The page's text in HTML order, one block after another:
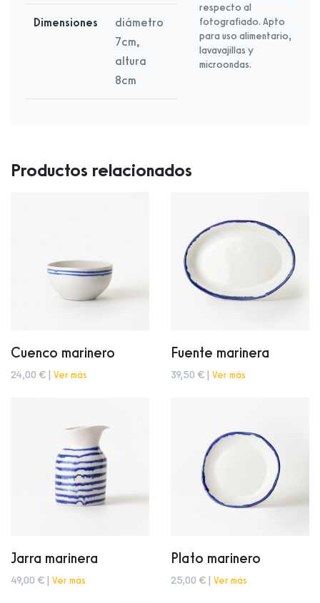
Dimensiones
diámetro
7cm,
altura
8cm
respecto al
fotografiado. Apto
para uso alimentario,
lavavajillas y
microondas.
Productos relacionados
Cuenco marinero
24,00 € | Ver más
Fuente marinera
39,50 € | Ver más
Jarra marinera
49,00 € | Ver más
Plato marinero
25,00 € | Ver más